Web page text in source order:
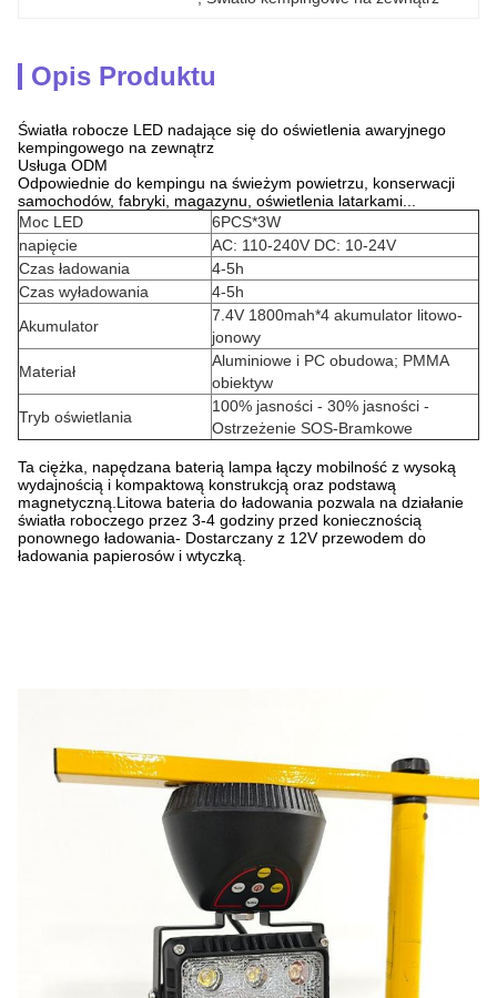
Opis Produktu
Światła robocze LED nadające się do oświetlenia awaryjnego
kempingowego na zewnątrz
Usługa ODM
Odpowiednie do kempingu na świeżym powietrzu, konserwacji
samochodów, fabryki, magazynu, oświetlenia latarkami...
Moc LED
6PCS*3W
napięcie
AC: 110-240V DC: 10-24V
Czas ładowania
4-5h
Czas wyładowania
4-5h
Akumulator
7.4V 1800mah*4 akumulator litowo-
jonowy
Materiał
Aluminiowe i PC obudowa; PMMA
obiektyw
Tryb oświetlania
100% jasności - 30% jasności -
Ostrzeżenie SOS-Bramkowe
Ta ciężka, napędzana baterią lampa łączy mobilność z wysoką
wydajnością i kompaktową konstrukcją oraz podstawą
magnetyczną.Litowa bateria do ładowania pozwala na działanie
światła roboczego przez 3-4 godziny przed koniecznością
ponownego ładowania- Dostarczany z 12V przewodem do
ładowania papierosów i wtyczką.